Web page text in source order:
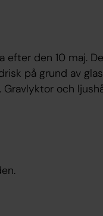
efter den 10 maj.
på grund av
och